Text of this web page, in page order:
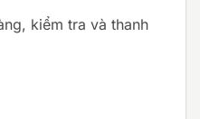
kiểm tra và thanh